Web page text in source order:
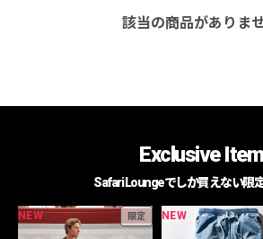
該当の商品がありま
Exclusive Item
Safari Loungeでしか買えない限
NEW 限定 NEW